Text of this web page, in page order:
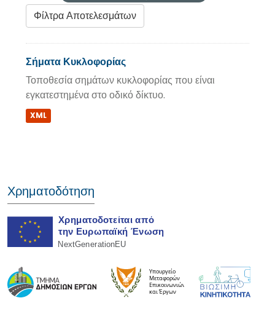
Φίλτρα Αποτελεσμάτων
Σήματα Κυκλοφορίας
Τοποθεσία σημάτων κυκλοφορίας που είναι
εγκατεστημένα στο οδικό δίκτυο.
XML
Χρηματοδότηση